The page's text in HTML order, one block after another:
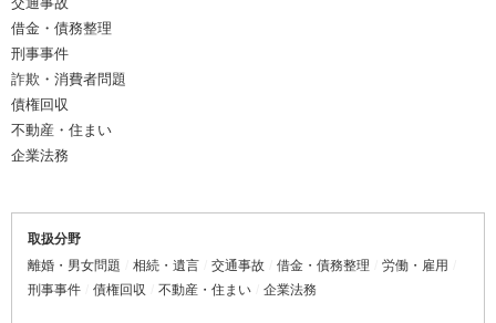
借金・債務整理
刑事事件
詐欺・消費者問題
債権回収
不動産・住まい
企業法務
取扱分野
離婚・男女問題
相続・遺言 交通事故 借金・債務整理
労働・雇用
刑事事件
債権回収 不動産・住まい 企業法務